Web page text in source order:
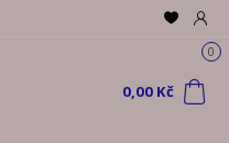
0
0,00 Kč